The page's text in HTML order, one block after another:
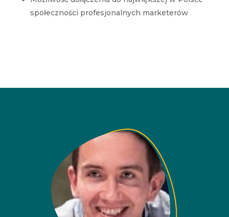
społeczności profesjonalnych marketerów